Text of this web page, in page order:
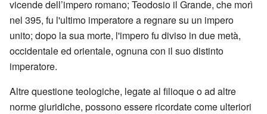
vicende dell’impero romano; Teodosio il Grande, che morì
nel 395, fu l'ultimo imperatore a regnare su un impero
unito; dopo la sua morte, l'impero fu diviso in due metà,
occidentale ed orientale, ognuna con il suo distinto
imperatore.
Altre questione teologiche, legate al filioque o ad altre
norme giuridiche, possono essere ricordate come ulteriori